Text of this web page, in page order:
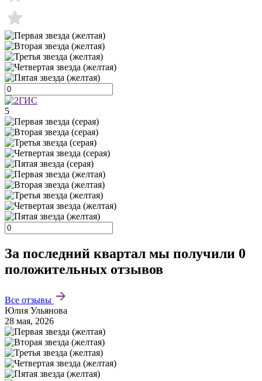
5
За последний квартал мы получили 0
положительных отзывов
Все отзывы
Юлия Ульянова
28 мая, 2026